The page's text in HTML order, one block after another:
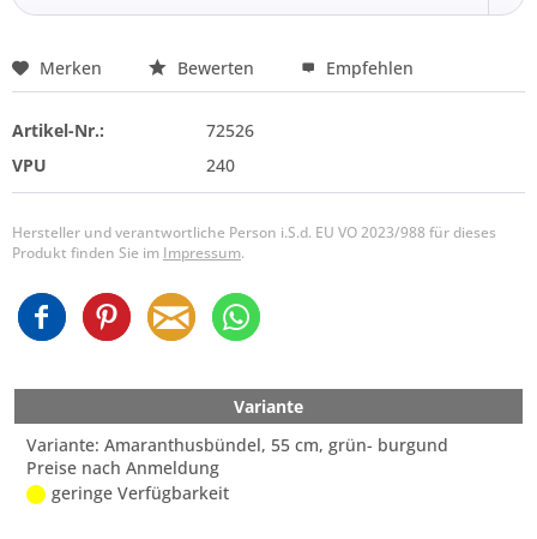
Merken Bewerten Empfehlen
Artikel-Nr.:
72526
VPU
240
Hersteller und verantwortliche Person i.S.d. EU VO 2023/988 für dieses
Produkt finden Sie im Impressum.
Variante
Variante: Amaranthusbündel, 55 cm, grün- burgund
Preise nach Anmeldung
geringe Verfügbarkeit